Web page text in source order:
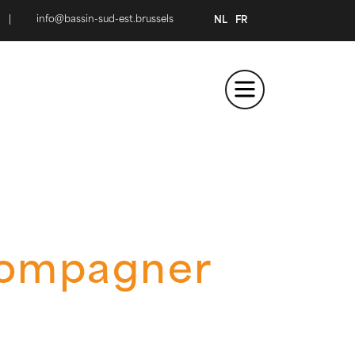
info@bassin-sud-est.brussels NL FR